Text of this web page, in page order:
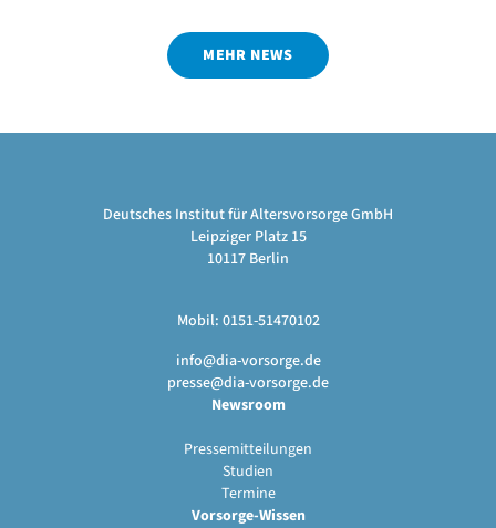
MEHR NEWS
Deutsches Institut für Altersvorsorge GmbH
Leipziger Platz 15
10117 Berlin
Mobil: 0151-51470102
info@dia-vorsorge.de
presse@dia-vorsorge.de
Newsroom
Pressemitteilungen
Studien
Termine
Vorsorge-Wissen